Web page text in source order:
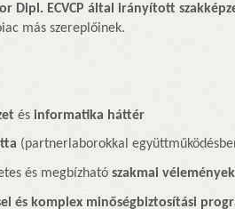
Dipl. ECVCP által irányított
más szereplőinek.
és informatika háttér
(partnerlaborokkal
és megbízható szakmai vélemények
és komplex minőségbiztosítási